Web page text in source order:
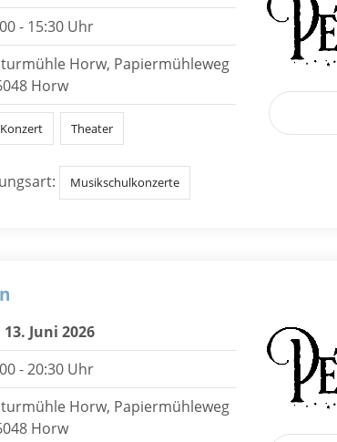
- 15:30 Uhr
Horw, Papiermühleweg
Horw
Konzert Theater
Musikschulkonzerte
13. Juni 2026
- 20:30 Uhr
Horw, Papiermühleweg
Horw